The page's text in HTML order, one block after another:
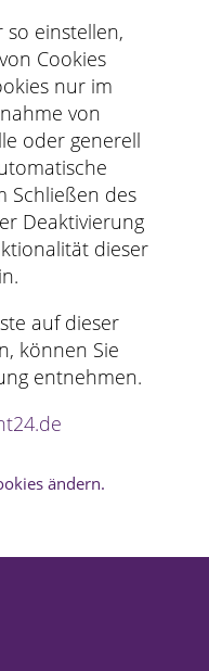
einstellen,
Cookies
nur im
von
oder generell
Schließen des
Deaktivierung
dieser
auf dieser
können Sie
entnehmen.
ändern.